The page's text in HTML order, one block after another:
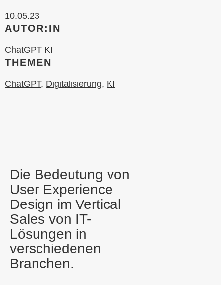
10.05.23
AUTOR:IN
ChatGPT KI
THEMEN
ChatGPT, Digitalisierung, KI
Die Bedeutung von
User Experience
Design im Vertical
Sales von IT-
Lösungen in
verschiedenen
Branchen.